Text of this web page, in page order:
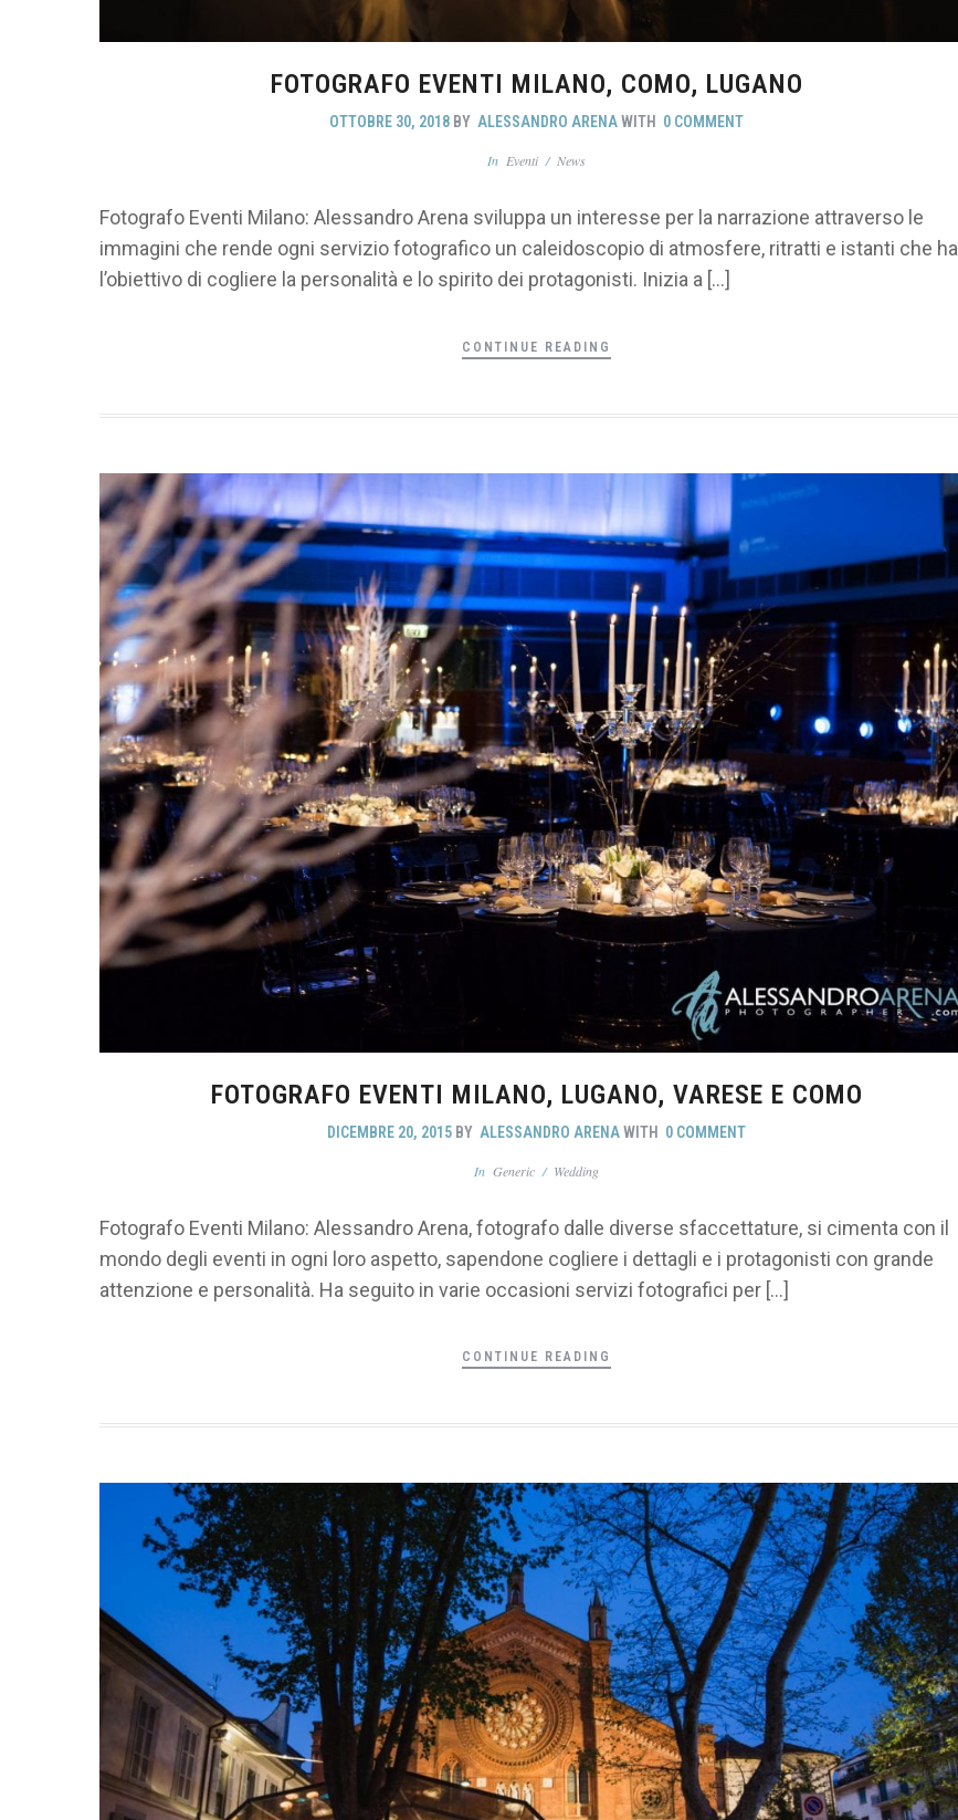
FOTOGRAFO EVENTI MILANO, COMO, LUGANO
OTTOBRE 30, 2018 BYALESSANDRO ARENA WITH 0 COMMENT
InEventi /News
Fotografo Eventi Milano: Alessandro Arena sviluppa un interesse per la narrazione attraverso le
immagini che rende ogni servizio fotografico un caleidoscopio di atmosfere, ritratti e istanti che ha
l’obiettivo di cogliere la personalità e lo spirito dei protagonisti. Inizia a […]
CONTINUE READING
FOTOGRAFO EVENTI MILANO, LUGANO, VARESE E COMO
DICEMBRE 20, 2015 BY ALESSANDRO ARENA WITH 0 COMMENT
InGeneric / Wedding
Fotografo Eventi Milano: Alessandro Arena, fotografo dalle diverse sfaccettature, si cimenta con il
mondo degli eventi in ogni loro aspetto, sapendone cogliere i dettagli e i protagonisti con grande
attenzione e personalità. Ha seguito in varie occasioni servizi fotografici per […]
CONTINUE READING